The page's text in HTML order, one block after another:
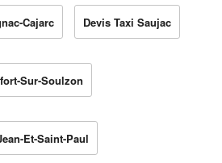
Cajarc Devis Taxi Saujac
Sur-Soulzon
Et-Saint-Paul